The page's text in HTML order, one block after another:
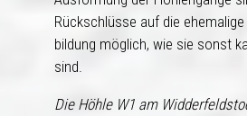
Rückschlüsse auf die
bildung möglich, wie sie sonst
sind.
Die Höhle W1 am